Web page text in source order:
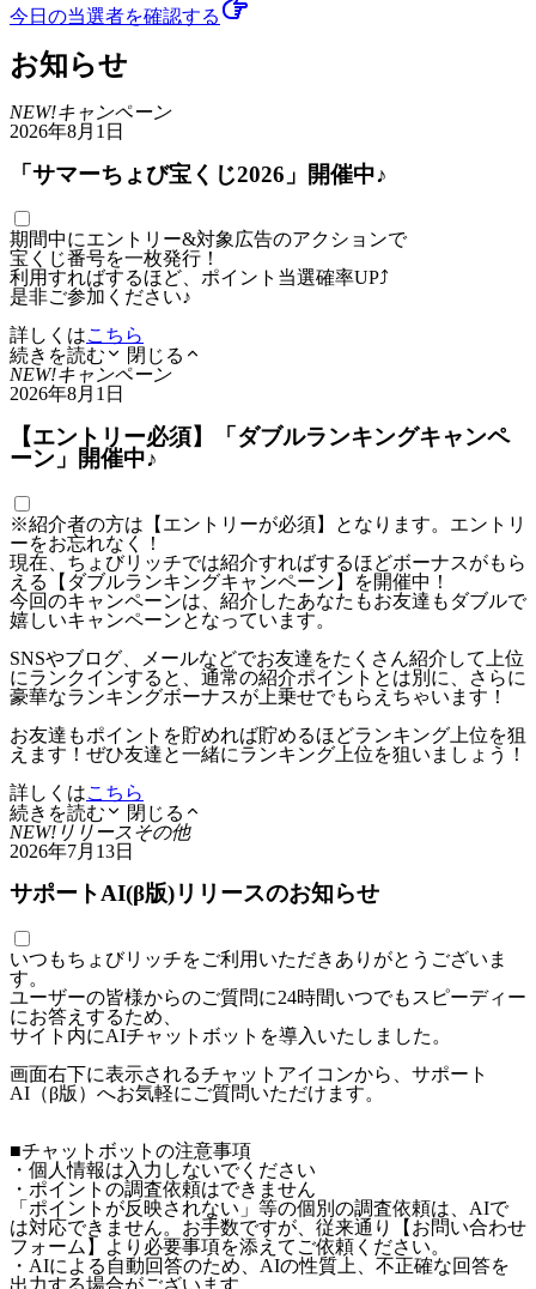
今日の当選者を確認する
お知らせ
NEW!キャンペーン
2026年8月1日
「サマーちょび宝くじ2026」開催中♪
期間中にエントリー&対象広告のアクションで
宝くじ番号を一枚発行！
利用すればするほど、ポイント当選確率UP⤴
是非ご参加ください♪
詳しくはこちら
続きを読む
閉じる
NEW!キャンペーン
2026年8月1日
【エントリー必須】「ダブルランキングキャンペ
ーン」開催中♪
※紹介者の方は【エントリーが必須】となります。エントリ
ーをお忘れなく！
現在、ちょびリッチでは紹介すればするほどボーナスがもら
える【ダブルランキングキャンペーン】を開催中！
今回のキャンペーンは、紹介したあなたもお友達もダブルで
嬉しいキャンペーンとなっています。
SNSやブログ、メールなどでお友達をたくさん紹介して上位
にランクインすると、通常の紹介ポイントとは別に、さらに
豪華なランキングボーナスが上乗せでもらえちゃいます！
お友達もポイントを貯めれば貯めるほどランキング上位を狙
えます！ぜひ友達と一緒にランキング上位を狙いましょう！
詳しくはこちら
続きを読む
閉じる
NEW! リリースその他
2026年7月13日
サポートAI(β版)リリースのお知らせ
いつもちょびリッチをご利用いただきありがとうございま
す。
ユーザーの皆様からのご質問に24時間いつでもスピーディー
にお答えするため、
サイト内にAIチャットボットを導入いたしました。
画面右下に表示されるチャットアイコンから、サポート
AI（β版）へお気軽にご質問いただけます。
■チャットボットの注意事項
・個人情報は入力しないでください
・ポイントの調査依頼はできません
「ポイントが反映されない」等の個別の調査依頼は、AIで
は対応できません。お手数ですが、従来通り【お問い合わせ
フォーム】より必要事項を添えてご依頼ください。
・AIによる自動回答のため、AIの性質上、不正確な回答を